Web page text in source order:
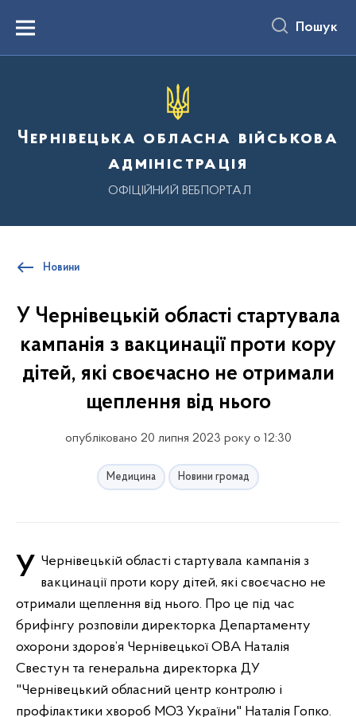
вмістуMenu Пошук
Чернівецька обласна військова
адміністрація
ОФІЦІЙНИЙ ВЕБПОРТАЛ
Новини
У Чернівецькій області стартувала
кампанія з вакцинації проти кору
дітей, які своєчасно не отримали
щеплення від нього
опубліковано 20 липня 2023 року о 12:30
Медицина Новини громад
У Чернівецькій області стартувала кампанія з вакцинації проти кору дітей, які своєчасно не
отримали щеплення від нього. Про це під час
брифінгу розповіли директорка Департаменту
охорони здоров’я Чернівецької ОВА Наталія
Свестун та генеральна директорка ДУ
"Чернівецький обласний центр контролю і
профілактики хвороб МОЗ України" Наталія Гопко.